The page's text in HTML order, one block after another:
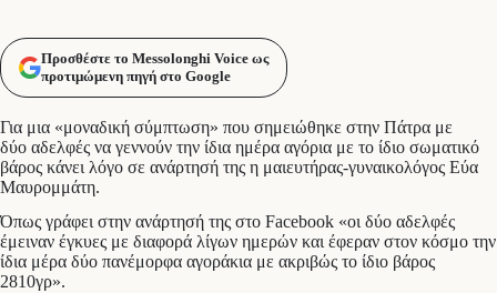
Προσθέστε το Messolonghi Voice ως
προτιμώμενη πηγή στο Google
Για μια «μοναδική σύμπτωση» που σημειώθηκε στην Πάτρα με
δύο αδελφές να γεννούν την ίδια ημέρα αγόρια με το ίδιο σωματικό
βάρος κάνει λόγο σε ανάρτησή της η μαιευτήρας-γυναικολόγος Εύα
Μαυρομμάτη.
Όπως γράφει στην ανάρτησή της στο Facebook «οι δύο αδελφές
έμειναν έγκυες με διαφορά λίγων ημερών και έφεραν στον κόσμο την
ίδια μέρα δύο πανέμορφα αγοράκια με ακριβώς το ίδιο βάρος
2810γρ».